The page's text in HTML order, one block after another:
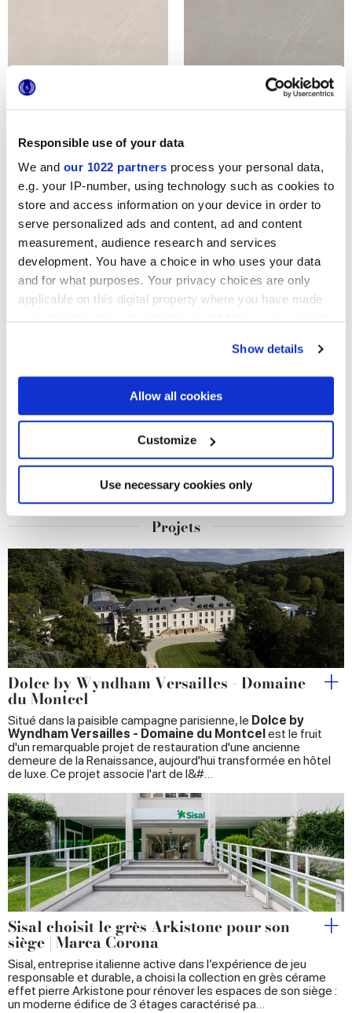
Responsible use of your data
We and our 1022 partners process your personal data,
e.g. your IP-number, using technology such as cookies to
store and access information on your device in order to
serve personalized ads and content, ad and content
measurement, audience research and services
development. You have a choice in who uses your data
and for what purposes. Your privacy choices are only
applicable on this digital property where you have made
If you allow, we would also like to:
Collect information about your geographical
location which can be accurate to within several
Identify your device by actively scanning it for
specific characteristics (fingerprinting)
Find out more about how your personal data is processed
and set your preferences in thedetails section.
We use cookies to personalise content and ads, to
provide social media features and to analyse our traffic.
We also share information about your use of our site with
our social media, advertising and analytics partners who
may combine it with other information that you’ve
provided to them or that they’ve collected from your use
of their services.
Show details
Allow all cookies
Customize
Use necessary cookies only
ARKISTONE GREIGE ARKISTONE SILVER
ARKISTONE DARK
Projets
Dolce by Wyndham Versailles - Domaine
du Montcel
Situé dans la paisible campagne parisienne, le Dolce by
Wyndham Versailles - Domaine du Montcelest le fruit
d'un remarquable projet de restauration d'une ancienne
demeure de la Renaissance, aujourd'hui transformée en hôtel
de luxe. Ce projet associe l'art de l&#…
Sisal choisit le grès Arkistone pour son
siège | Marca Corona
Sisal, entreprise italienne active dans l’expérience de jeu
responsable et durable, a choisi la collection en grès cérame
effet pierre Arkistone pour rénover les espaces de son siège :
un moderne édifice de 3 étages caractérisé pa…